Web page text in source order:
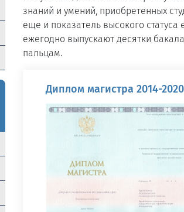
знаний и умений, приобретенных
еще и показатель высокого
ежегодно выпускают десятки
пальцам.
Диплом магистра 2014-